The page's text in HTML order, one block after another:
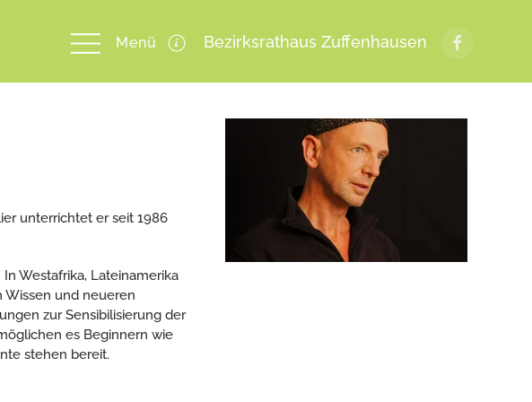
Menü Bezirksrathaus Zuffenhausen
unterrichtet er seit 1986
Westafrika, Lateinamerika
Wissen und neueren
zur Sensibilisierung der
es Beginnern wie
stehen bereit.